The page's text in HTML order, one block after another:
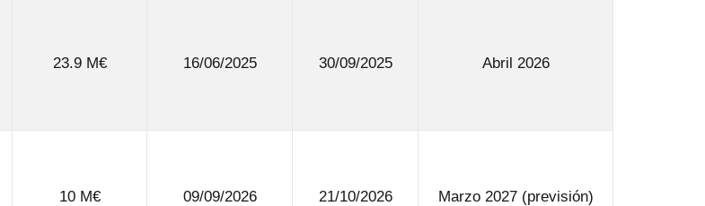
23.9 M€ 16/06/2025 30/09/2025 Abril 2026
10 M€ 09/09/2026 21/10/2026 Marzo 2027 (previsión)